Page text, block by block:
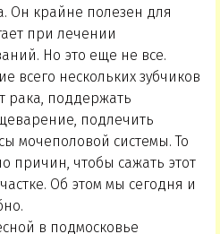
Он крайне полезен для
при лечении
Но это еще не все.
всего нескольких зубчиков
рака, поддержать
подлечить
мочеполовой системы. То
причин, чтобы сажать этот
Об этом мы сегодня и